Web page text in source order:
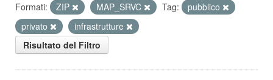
Formati:
ZIP MAP_SRVC Tag:
pubblico
privato
infrastrutture
Risultato del Filtro